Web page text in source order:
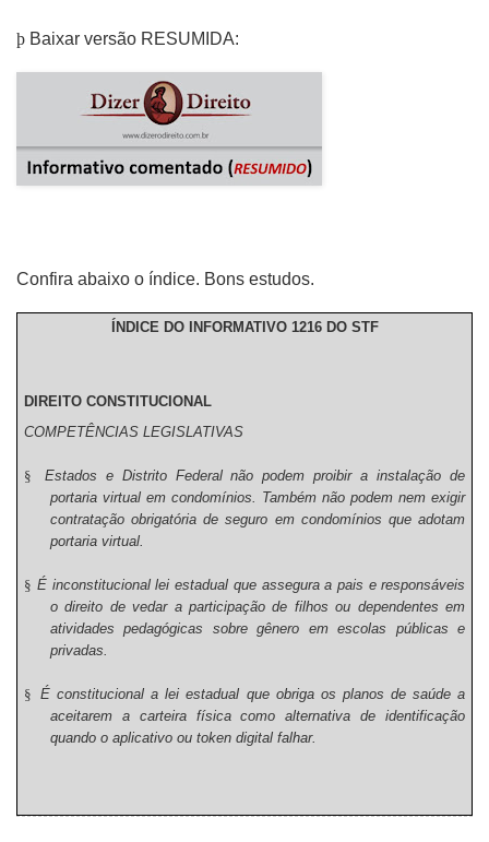
þ Baixar versão RESUMIDA:
Confira abaixo o índice. Bons estudos.
ÍNDICE DO INFORMATIVO 1216 DO STF
DIREITO CONSTITUCIONAL
COMPETÊNCIAS LEGISLATIVAS
§
Estados e Distrito Federal não podem proibir a instalação de
portaria virtual em condomínios. Também não podem nem exigir
contratação obrigatória de seguro em condomínios que adotam
portaria virtual.
§ É inconstitucional lei estadual que assegura a pais e responsáveis
o direito de vedar a participação de filhos ou dependentes em
atividades pedagógicas sobre gênero em escolas públicas e
privadas.
§ É constitucional a lei estadual que obriga os planos de saúde a
aceitarem a carteira física como alternativa de identificação
quando o aplicativo ou token digital falhar.